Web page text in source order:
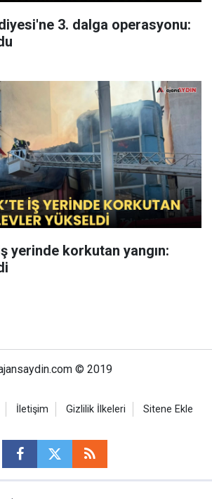
3. dalga operasyonu:
yerinde korkutan yangın:
© 2019
İletişim Gizlilik İlkeleri Sitene Ekle